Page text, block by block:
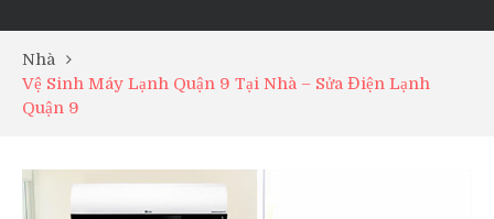
Nhà
Vệ Sinh Máy Lạnh Quận 9 Tại Nhà – Sửa Điện Lạnh
Quận 9